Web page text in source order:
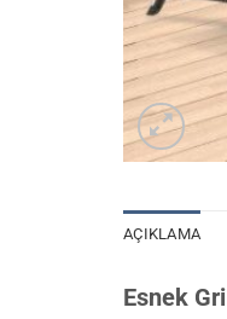
AÇIKLAMA
Esnek